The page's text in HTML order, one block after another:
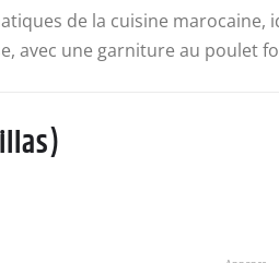
de la cuisine
avec une garniture au poulet